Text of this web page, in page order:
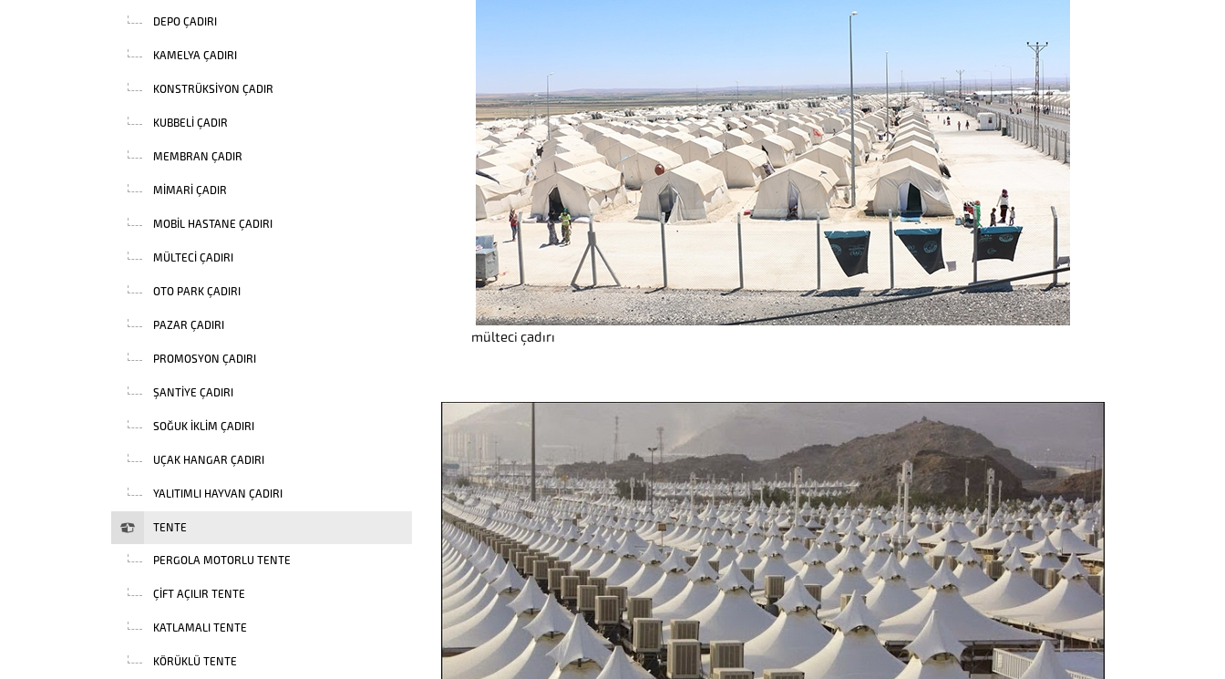
mülteci çadırı
DEPO ÇADIRI
KAMELYA ÇADIRI
KONSTRÜKSIYON ÇADIR
KUBBELI ÇADIR
MEMBRAN ÇADIR
MIMARI ÇADIR
MOBIL HASTANE ÇADIRI
MÜLTECI ÇADIRI
OTO PARK ÇADIRI
PAZAR ÇADIRI
PROMOSYON ÇADIRI
ŞANTIYE ÇADIRI
SOĞUK İKLIM ÇADIRI
UÇAK HANGAR ÇADIRI
YALITIMLI HAYVAN ÇADIRI
TENTE
PERGOLA MOTORLU TENTE
ÇIFT AÇILIR TENTE
KATLAMALI TENTE
KÖRÜKLÜ TENTE